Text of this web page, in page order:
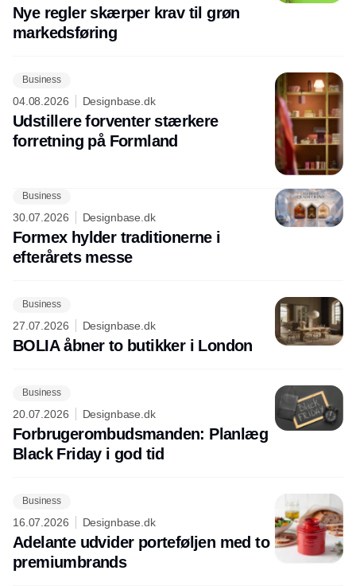
Nye regler skærper krav til grøn
markedsføring
Business
04.08.2026 Designbase.dk
Udstillere forventer stærkere
forretning på Formland
Business
30.07.2026 Designbase.dk
Formex hylder traditionerne i
efterårets messe
Business
27.07.2026 Designbase.dk
BOLIA åbner to butikker i London
Business
20.07.2026 Designbase.dk
Forbrugerombudsmanden: Planlæg
Black Friday i god tid
Business
16.07.2026 Designbase.dk
Adelante udvider porteføljen med to
premiumbrands